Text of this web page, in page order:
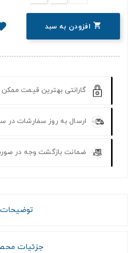
 افزودن به سبد
گارانتی بهترین قیمت
ارسال به روز سفارشات در
ضمانت بازگشت وجه در
توضیحات
جزئیات